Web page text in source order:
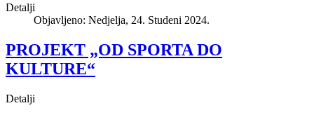
Detalji
Objavljeno: Nedjelja, 24. Studeni 2024.
PROJEKT „OD SPORTA DO
KULTURE“
Detalji